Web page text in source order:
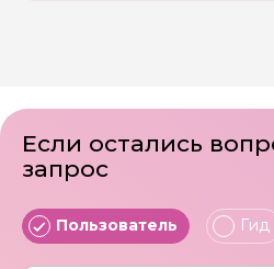
Если остались
запрос
Пользователь Гид